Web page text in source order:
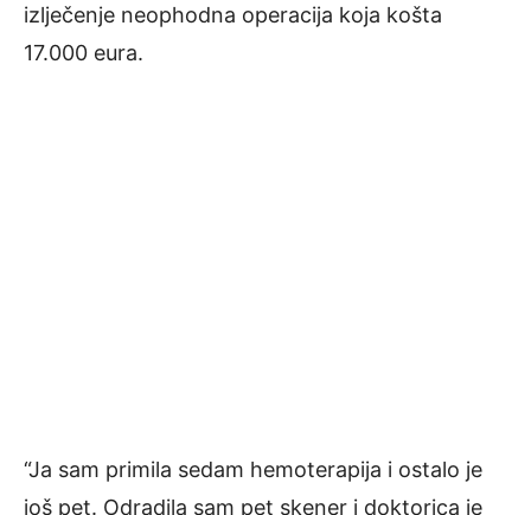
izlječenje neophodna operacija koja košta
17.000 eura.
“Ja sam primila sedam hemoterapija i ostalo je
još pet. Odradila sam pet skener i doktorica je